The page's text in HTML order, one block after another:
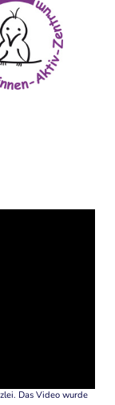
Das Video wurde